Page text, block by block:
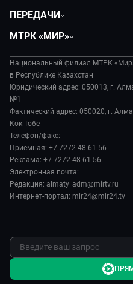
Экономика
Происшествия
Наука и технологии
Здоровье и медицина
Спорт
Авто
Культура
ПЕРЕДАЧИ
Вместе выгодно
Евразия. Культурно
Евразия. Регионы
Наши иностранцы
Пять причин поехать в...
Сделано в Содружестве
МТРК «МИР»
История
Руководство
Лица мира
Пресса о нас
Карьера
Реклама
Обратная связь
Национальный филиал МТРК
в Республике Казахстан
Юридический адрес: 050013, г.
№1
Фактический адрес: 050020, г.
Кок-Тобе
Телефон/факс:
Приемная: +7 7272 48 61 56
Реклама: +7 7272 48 61 56
Электронная почта:
Редакция: almaty_adm@mirtv.ru
Интернет-портал: mir24@mir24.tv